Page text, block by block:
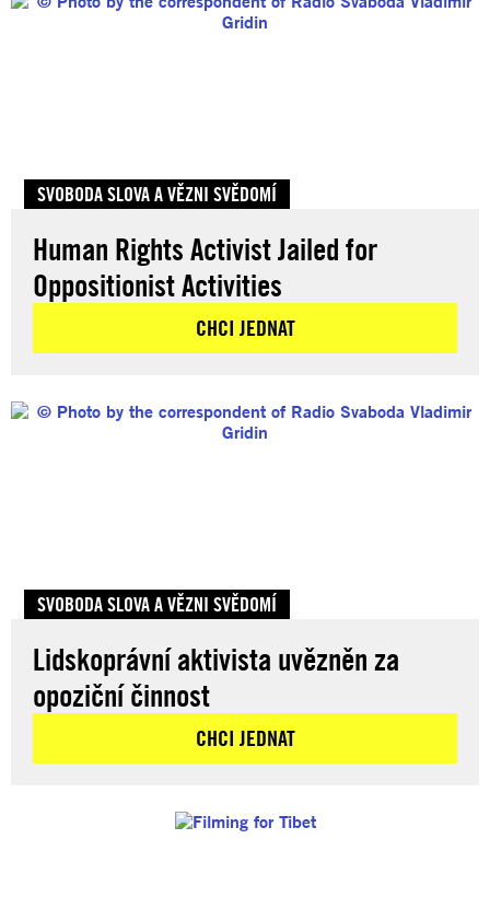
SVOBODA SLOVA A VĚZNI SVĚDOMÍ
Human Rights Activist Jailed for
Oppositionist Activities
CHCI JEDNAT
SVOBODA SLOVA A VĚZNI SVĚDOMÍ
Lidskoprávní aktivista uvězněn za
opoziční činnost
CHCI JEDNAT